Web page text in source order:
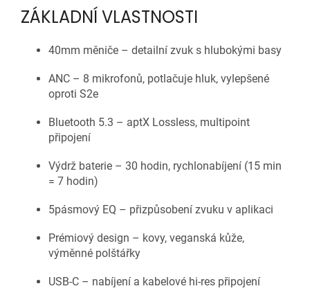
ZÁKLADNÍ VLASTNOSTI
40mm měniče – detailní zvuk s hlubokými basy
ANC – 8 mikrofonů, potlačuje hluk, vylepšené
oproti S2e
Bluetooth 5.3 – aptX Lossless, multipoint
připojení
Výdrž baterie – 30 hodin, rychlonabíjení (15 min
= 7 hodin)
5pásmový EQ – přizpůsobení zvuku v aplikaci
Prémiový design – kovy, veganská kůže,
výměnné polštářky
USB-C – nabíjení a kabelové hi-res připojení